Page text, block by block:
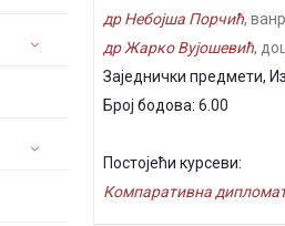
др Небојша Порчић,
др Жарко Вујошевић,
Заједнички предмети,
Број бодова: 6.00
Постојећи курсеви:
Компаративна